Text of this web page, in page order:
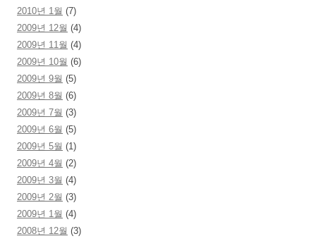
2010년 1월 (7)
2009년 12월 (4)
2009년 11월 (4)
2009년 10월 (6)
2009년 9월 (5)
2009년 8월 (6)
2009년 7월 (3)
2009년 6월 (5)
2009년 5월 (1)
2009년 4월 (2)
2009년 3월 (4)
2009년 2월 (3)
2009년 1월 (4)
2008년 12월 (3)